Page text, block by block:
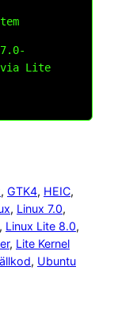
via Lite
, GTK4, HEIC
, Linux 7.0
, Linux Lite 8.0
, Lite Kernel
, Ubuntu